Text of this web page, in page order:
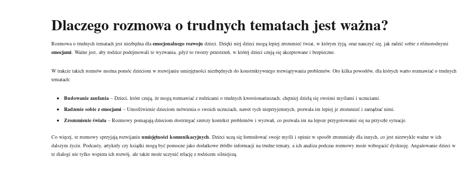
Dlaczego rozmowa o trudnych tematach jest ważna?
Rozmowa o trudnych tematach jest niezbędna dlaemocjonalnego rozwoju dzieci. Dzięki niej dzieci mogą lepiej zrozumieć świat, w którym żyją, oraz nauczyć się, jak radzić sobie z różnorodnymi
emocjami. Ważne jest, aby rodzice podejmowali te wyzwania, gdyż to tworzy przestrzeń, w której dzieci czują się akceptowane i bezpieczne.
W trakcie takich rozmów można pomóc dzieciom w rozwijaniu umiejętności niezbędnych do konstruktywnego rozwiązywania problemów. Oto kilka powodów, dla których warto rozmawiać o trudnych
tematach:
Budowanie zaufania – Dzieci, które czują, że mogą rozmawiać z rodzicami o trudnych kwestionariuszach, chętniej dzielą się swoimi myślami i uczuciami.
Radzenie sobie z emocjami – Umożliwienie dzieciom mówienia o swoich uczuciach, nawet tych nieprzyjemnych, pozwala im lepiej je zrozumieć i zarządzać nimi.
Zrozumienie świata – Rozmowy pomagają dzieciom dostrzegać szerszy kontekst problemów i wyzwań, co pozwala im na lepsze przygotowanie się na przyszłe sytuacje.
Co więcej, te rozmowy sprzyjają rozwijaniu umiejętności komunikacyjnych. Dzieci uczą się formułować swoje myśli i opinie w sposób zrozumiały dla innych, co jest niezwykle ważne w ich
dalszym życiu. Podcasty, artykuły czy książki mogą być pomocne jako dodatkowe źródło informacji na trudne tematy, a ich analiza podczas rozmowy może wzbogacić dyskusję. Angażowanie dzieci w
te dialogi nie tylko wspiera ich rozwój, ale także może uczynić relację z rodzicem silniejszą.